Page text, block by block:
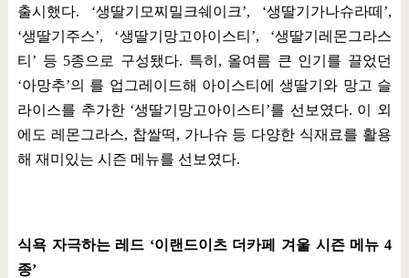
출시했다. ‘생딸기모찌밀크쉐이크’, ‘생딸기가나슈라떼 ’,
‘생딸기주스’, ‘생딸기망고아이스티 ’, ‘생딸기레몬그라스
티 ’ 등 5종으로 구성됐다. 특히 , 올여름 큰 인기를 끌었던
‘아망추’의 를 업그레이드해 아이스티에 생딸기와 망고 슬
라이스를 추가한 ‘생딸기망고아이스티 ’를 선보였다. 이 외
에도 레몬그라스, 찹쌀떡, 가나슈 등 다양한 식재료를 활용
해 재미있는 시즌 메뉴를 선보였다.
식욕 자극하는 레드 ‘이랜드이츠 더카페 겨울 시즌 메뉴4
종’